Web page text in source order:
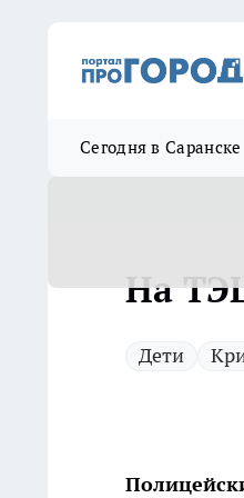
Сегодня в Саранске
На
Дети